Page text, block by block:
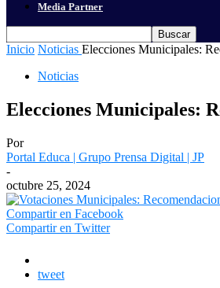
Media Partner
Inicio Noticias Elecciones Municipales:
Noticias
Elecciones Municipales:
Por
Portal Educa | Grupo Prensa Digital | JP
-
octubre 25, 2024
Compartir en Facebook
Compartir en Twitter
tweet